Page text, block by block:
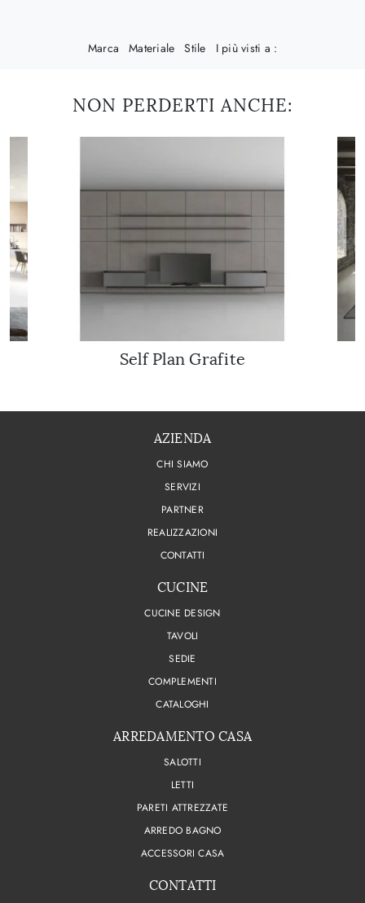
Marca Materiale Stile I più visti a :
NON PERDERTI ANCHE:
Self Plan Grafite
AZIENDA
CHI SIAMO
SERVIZI
PARTNER
REALIZZAZIONI
CONTATTI
CUCINE
CUCINE DESIGN
TAVOLI
SEDIE
COMPLEMENTI
CATALOGHI
ARREDAMENTO CASA
SALOTTI
LETTI
PARETI ATTREZZATE
ARREDO BAGNO
ACCESSORI CASA
CONTATTI